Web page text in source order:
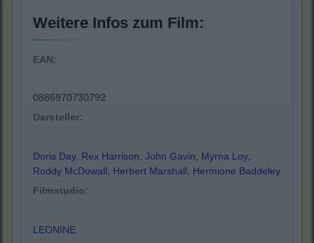
Weitere Infos zum Film:
EAN:
0886970730792
Darsteller:
Doris Day, Rex Harrison, John Gavin, Myrna Loy,
Roddy McDowall, Herbert Marshall, Hermione Baddeley
Filmstudio:
LEONINE